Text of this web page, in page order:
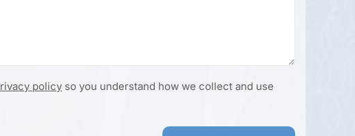
policy so you understand how we collect and use